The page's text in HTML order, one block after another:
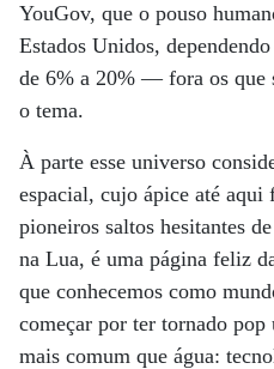
YouGov, que o pouso
Estados Unidos,
de 6% a 20% — fora os que
o tema.
À parte esse universo
espacial, cujo ápice até aqui
pioneiros saltos hesitantes
na Lua, é uma página feliz
que conhecemos como
começar por ter tornado pop
mais comum que água: